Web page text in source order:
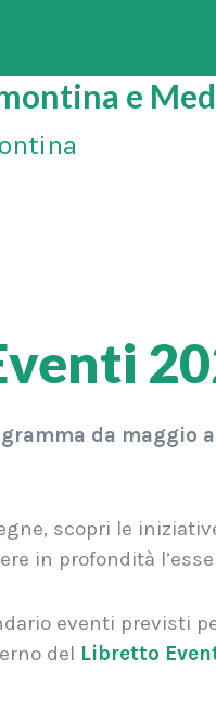
e
da maggio
scopri le
in profondità
eventi previsti
del Libretto